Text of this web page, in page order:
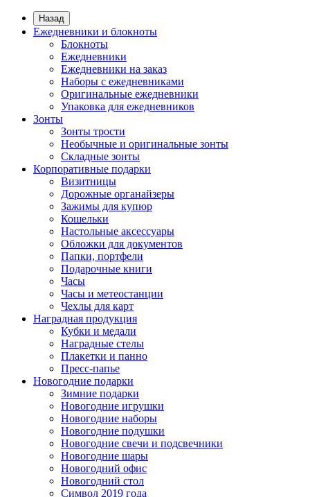
Назад
Ежедневники и блокноты
Блокноты
Ежедневники
Ежедневники на заказ
Наборы с ежедневниками
Оригинальные ежедневники
Упаковка для ежедневников
Зонты
Зонты трости
Необычные и оригинальные зонты
Складные зонты
Корпоративные подарки
Визитницы
Дорожные органайзеры
Зажимы для купюр
Кошельки
Настольные аксессуары
Обложки для документов
Папки, портфели
Подарочные книги
Часы
Часы и метеостанции
Чехлы для карт
Наградная продукция
Кубки и медали
Наградные стелы
Плакетки и панно
Пресс-папье
Новогодние подарки
Зимние подарки
Новогодние игрушки
Новогодние наборы
Новогодние подушки
Новогодние свечи и подсвечники
Новогодние шары
Новогодний офис
Новогодний стол
Символ 2019 года